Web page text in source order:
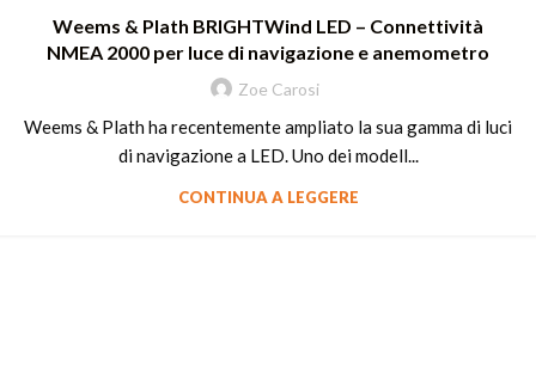
Weems & Plath BRIGHTWind LED – Connettività
NMEA 2000 per luce di navigazione e anemometro
Zoe Carosi
Weems & Plath ha recentemente ampliato la sua gamma di luci
di navigazione a LED. Uno dei modell...
CONTINUA A LEGGERE